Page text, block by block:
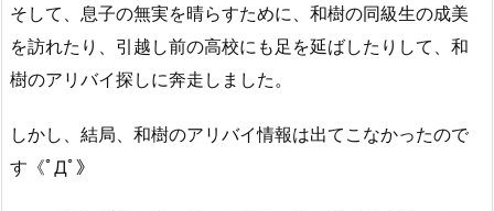
そして、息子の無実を晴らすために、和樹の同級生の成美
を訪れたり、引越し前の高校にも足を延ばしたりして、和
樹のアリバイ探しに奔走しました。
しかし、結局、和樹のアリバイ情報は出てこなかったので
す《ﾟДﾟ》